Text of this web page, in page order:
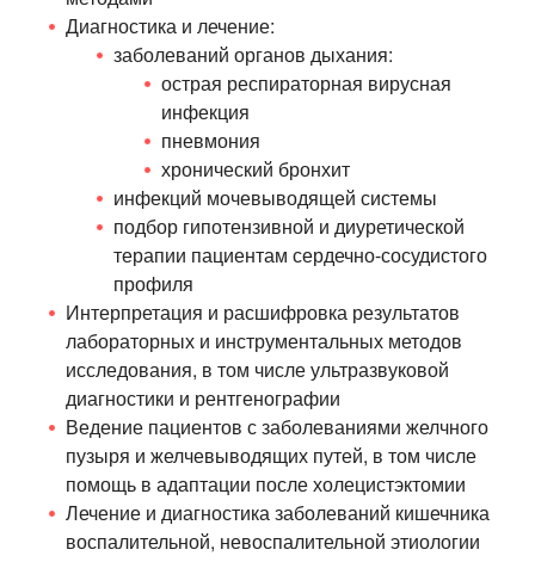
Диагностика и лечение:
заболеваний органов дыхания:
острая респираторная вирусная
инфекция
пневмония
хронический бронхит
инфекций мочевыводящей системы
подбор гипотензивной и диуретической
терапии пациентам сердечно-сосудистого
профиля
Интерпретация и расшифровка результатов
лабораторных и инструментальных методов
исследования, в том числе ультразвуковой
диагностики и рентгенографии
Ведение пациентов с заболеваниями желчного
пузыря и желчевыводящих путей, в том числе
помощь в адаптации после холецистэктомии
Лечение и диагностика заболеваний кишечника
воспалительной, невоспалительной этиологии